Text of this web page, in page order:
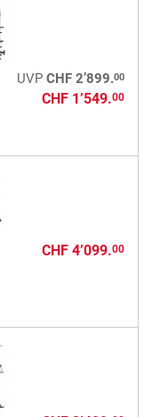
UVP CHF 2’899.00
CHF 1’549.00
CHF 4’099.00